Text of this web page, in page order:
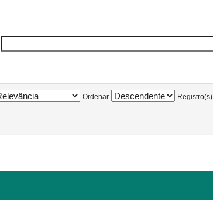
Ordenar Registro(s)